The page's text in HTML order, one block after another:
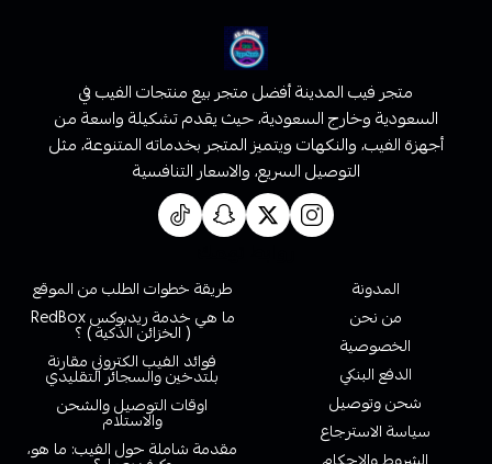
متجر فيب المدينة أفضل متجر بيع منتجات الفيب في
السعودية وخارج السعودية، حيث يقدم تشكيلة واسعة من
أجهزة الفيب، والنكهات ويتميز المتجر بخدماته المتنوعة، مثل
التوصيل السريع، والاسعار التنافسية
المدونة
من نحن
الخصوصية
الدفع البنكي
شحن وتوصيل
سياسة الاسترجاع
طريقة خطوات الطلب من الموقع
ما هي خدمة ريدبوكس RedBox
( الخزائن الذكية ) ؟
فوائد الفيب الكتروني مقارنة
بلتدخين والسجائر التقليدي
اوقات التوصيل والشحن
والاستلام
مقدمة شاملة حول الفيب: ما هو،